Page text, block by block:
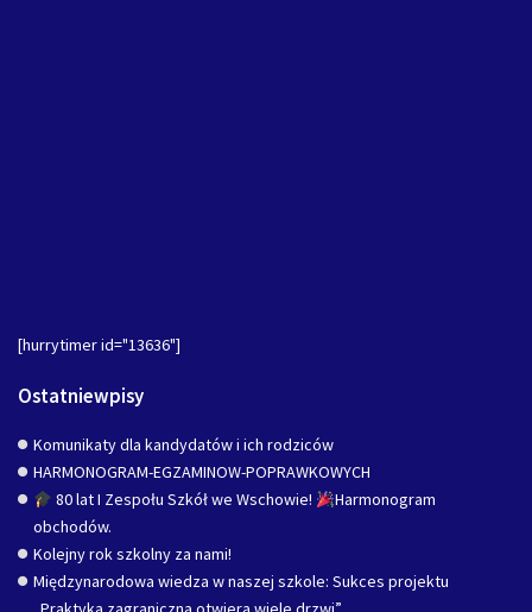
[hurrytimer id="13636"]
Ostatniewpisy
Komunikaty dla kandydatów i ich rodziców
HARMONOGRAM-EGZAMINOW-POPRAWKOWYCH
80 lat I Zespołu Szkół we Wschowie!
Harmonogram
obchodów.
Kolejny rok szkolny za nami!
Międzynarodowa wiedza w naszej szkole: Sukces projektu